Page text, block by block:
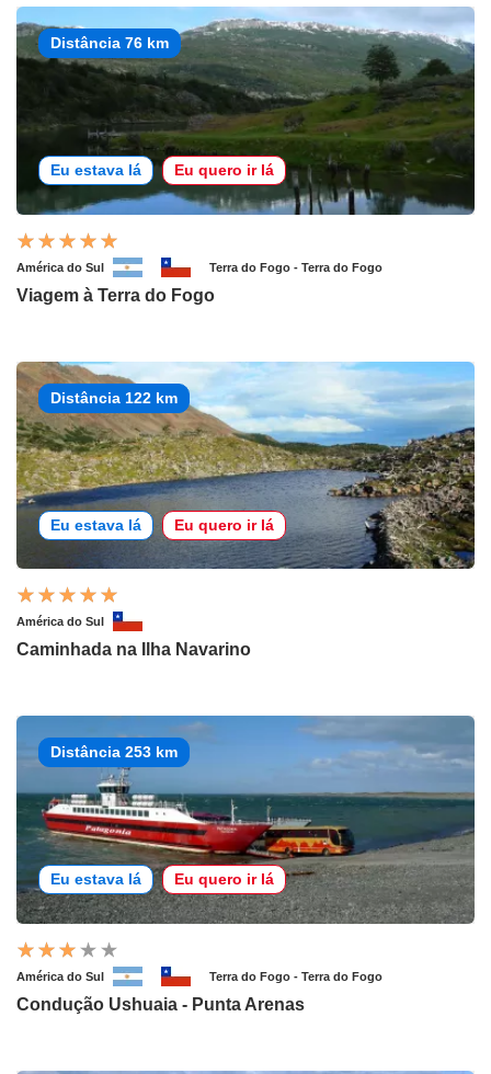
Distância 76 km
Eu estava lá Eu quero ir lá
América do Sul Terra do Fogo - Terra do Fogo
Viagem à Terra do Fogo
Distância 122 km
Eu estava lá Eu quero ir lá
América do Sul
Caminhada na Ilha Navarino
Distância 253 km
Eu estava lá Eu quero ir lá
América do Sul Terra do Fogo - Terra do Fogo
Condução Ushuaia - Punta Arenas